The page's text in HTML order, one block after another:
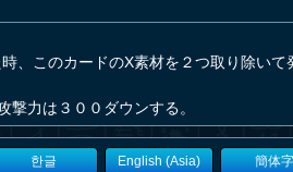
、このカードのX素材を２つ取り除いて
力は３００ダウンする。
한글 English (Asia) 簡体字